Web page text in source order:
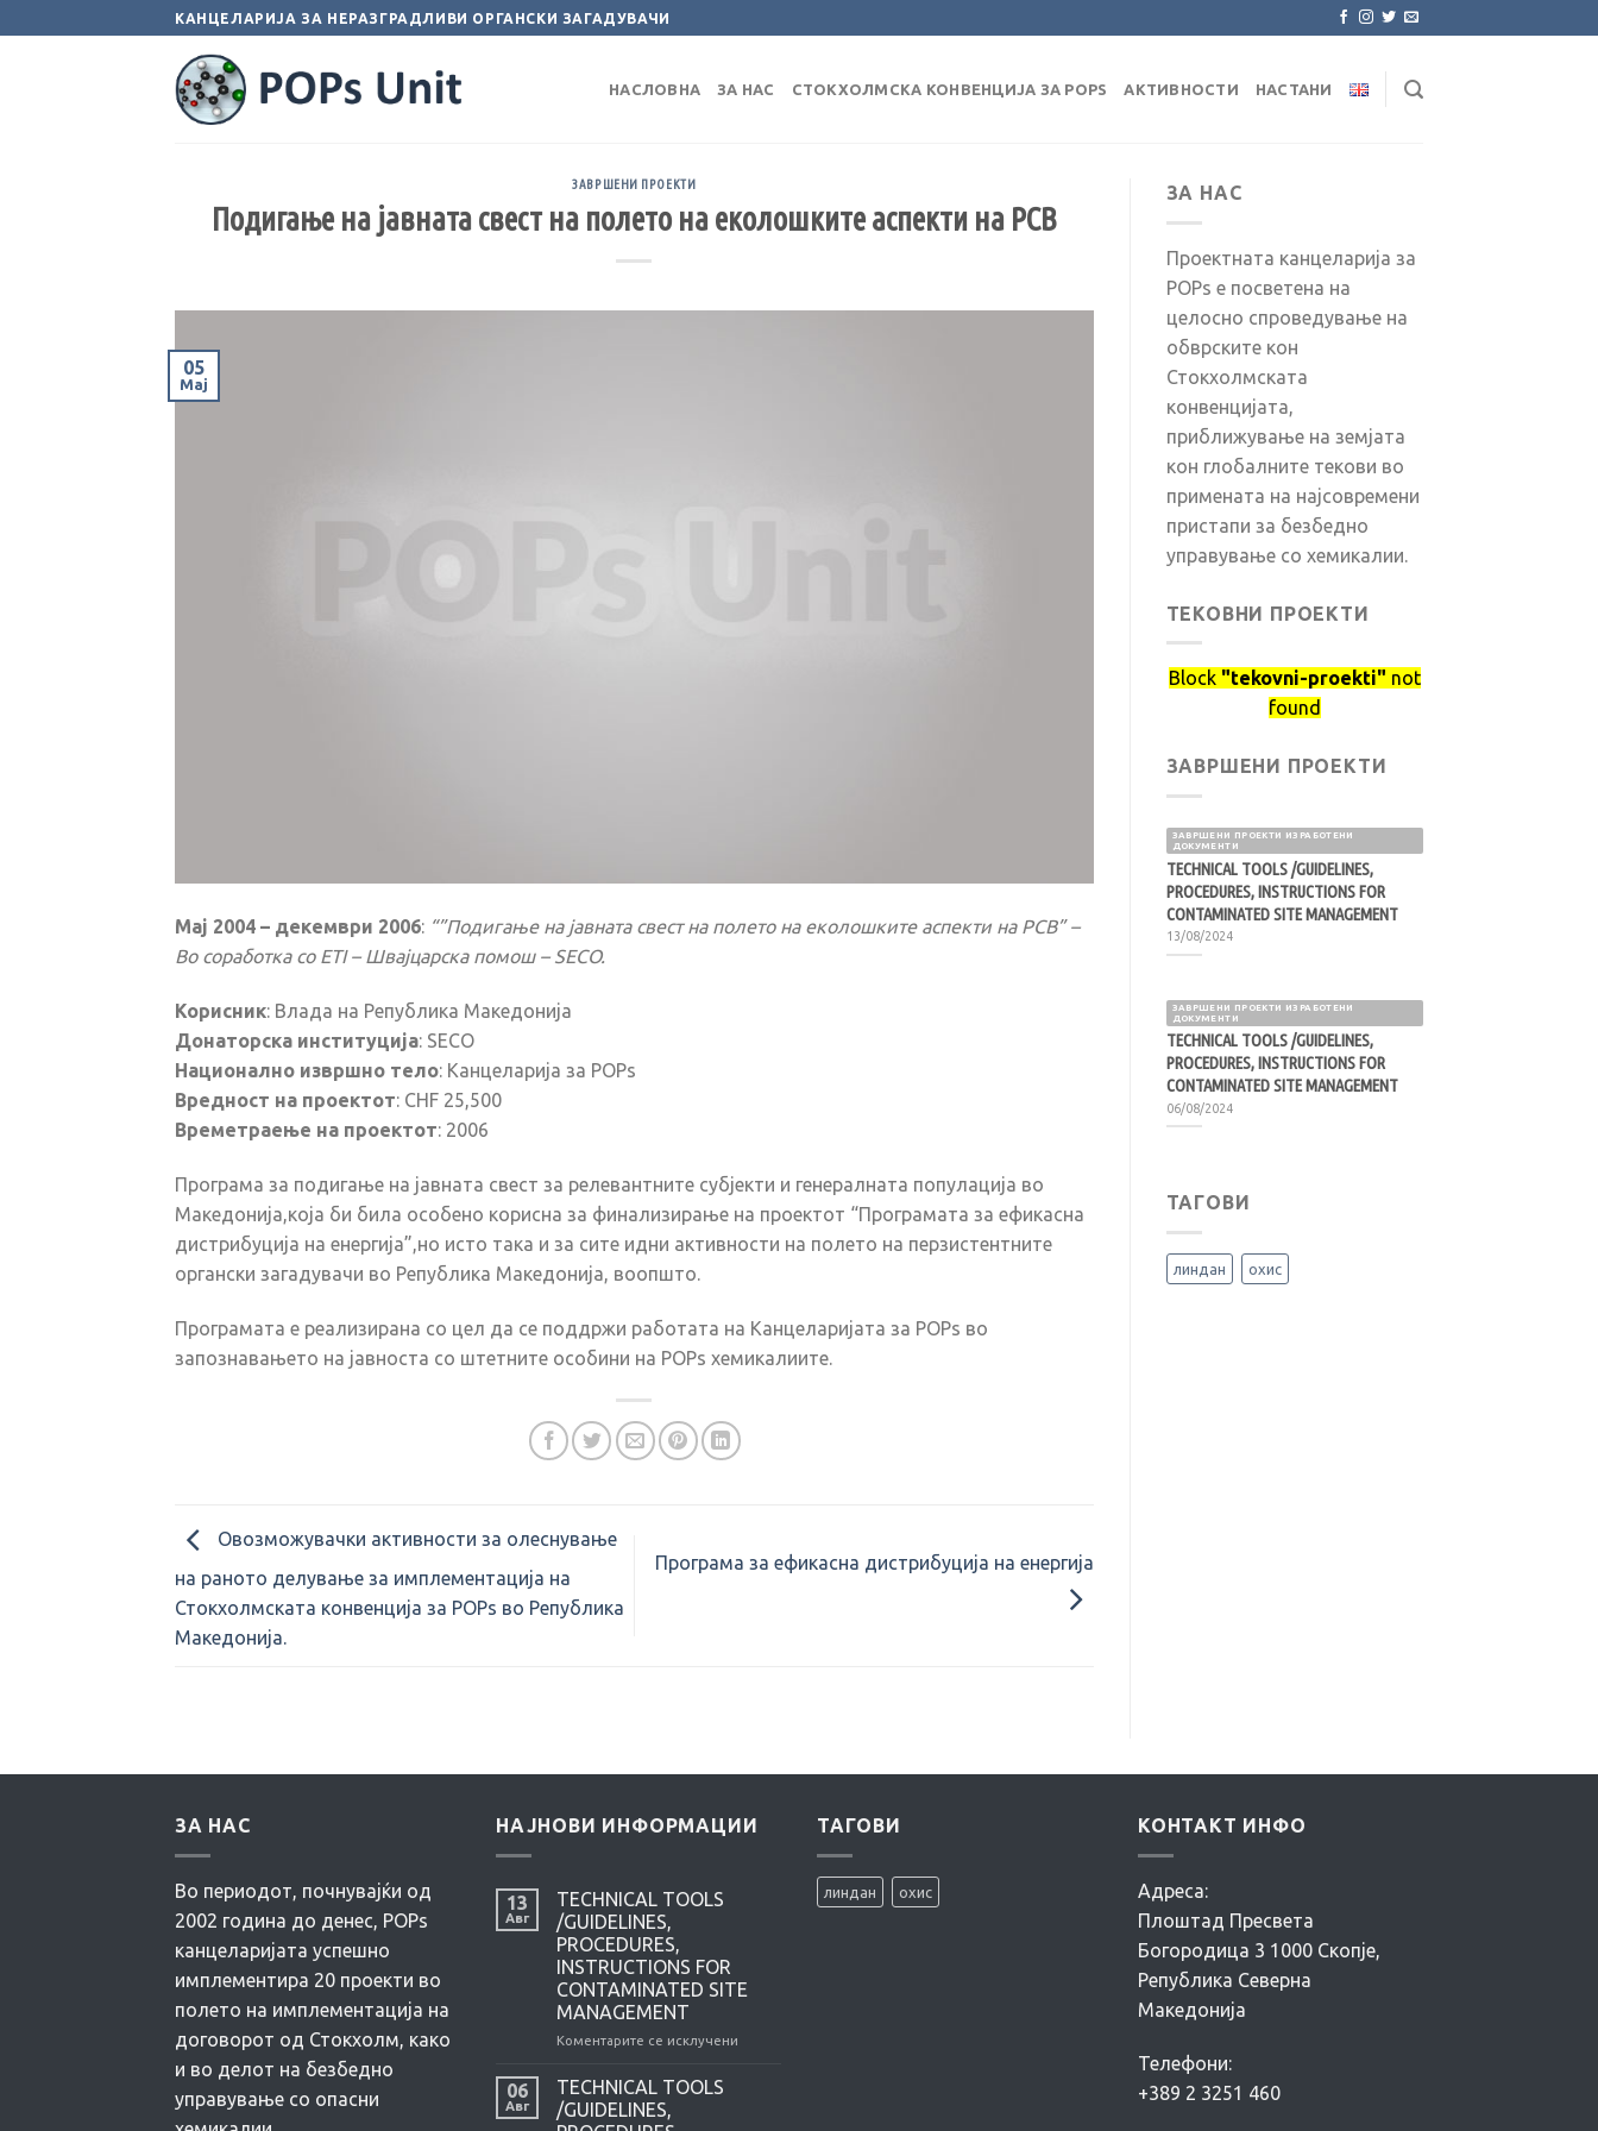
КАНЦЕЛАРИЈА ЗА НЕРАЗГРАДЛИВИ ОРГАНСКИ ЗАГАДУВАЧИ
НАСЛОВНА ЗА НАС СТОКХОЛМСКА КОНВЕНЦИЈА ЗА POPS АКТИВНОСТИ НАСТАНИ
ЗАВРШЕНИ ПРОЕКТИ
Подигање на јавната свест на полето на еколошките аспекти на PCB
05
Мај
Мај 2004 – декември 2006: “”Подигање на јавната свест на полето на еколошките аспекти на PCB” –
Во соработка со ETI – Швајцарска помош – SECO.
Корисник: Влада на Република Македонија
Донаторска институција: SECO
Национално извршно тело: Канцеларија за POPs
Вредност на проектот: CHF 25,500
Времетраење на проектот: 2006
Програма за подигање на јавната свест за релевантните субјекти и генералната популација во
Македонија,која би била особено корисна за финализирање на проектот “Програмата за ефикасна
дистрибуција на енергија”,но исто така и за сите идни активности на полето на перзистентните
органски загадувачи во Република Македонија, воопшто.
Програмата е реализирана со цел да се поддржи работата на Канцеларијата за POPs во
запознавањето на јавноста со штетните особини на POPs хемикалиите.
Овозможувачки активности за олеснување
на раното делување за имплементација на
Стокхолмската конвенција за POPs во Република
Македонија.
Програма за ефикасна дистрибуција на енергија
ЗА НАС
Проектната канцеларија за
POPs е посветена на
целосно спроведување на
обврските кон
Стокхолмската
конвенцијата,
приближување на земјата
кон глобалните текови во
примената на најсовремени
пристапи за безбедно
управување со хемикалии.
ТЕКОВНИ ПРОЕКТИ
Block "tekovni-proekti" not
found
ЗАВРШЕНИ ПРОЕКТИ
ЗАВРШЕНИ ПРОЕКТИ ИЗРАБОТЕНИ
ДОКУМЕНТИ
TECHNICAL TOOLS /GUIDELINES,
PROCEDURES, INSTRUCTIONS FOR
CONTAMINATED SITE MANAGEMENT
13/08/2024
ЗАВРШЕНИ ПРОЕКТИ ИЗРАБОТЕНИ
ДОКУМЕНТИ
TECHNICAL TOOLS /GUIDELINES,
PROCEDURES, INSTRUCTIONS FOR
CONTAMINATED SITE MANAGEMENT
06/08/2024
ТАГОВИ
линдан охис
ЗА НАС
Во периодот, почнувајќи од
2002 година до денес, POPs
канцеларијата успешно
имплементира 20 проекти во
полето на имплементација на
договорот од Стокхолм, како
и во делот на безбедно
управување со опасни
НАЈНОВИ ИНФОРМАЦИИ
13
Авг
TECHNICAL TOOLS
/GUIDELINES,
PROCEDURES,
INSTRUCTIONS FOR
CONTAMINATED SITE
MANAGEMENT
Коментарите се исклучени
06
Авг
TECHNICAL TOOLS
/GUIDELINES,
ТАГОВИ
линдан охис
КОНТАКТ ИНФО
Адреса:
Плоштад Пресвета
Богородица 3 1000 Скопје,
Република Северна
Македонија
Телефони:
+389 2 3251 460